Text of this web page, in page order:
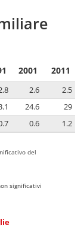
2001 2011
2.6
2.5
24.6
29
0.6 1.2
del
significativi